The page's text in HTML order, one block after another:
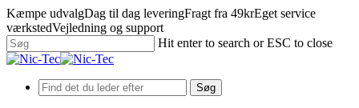
Skip
to
main
content
Kæmpe udvalgDag til dag leveringFragt fra 49krEget service
værkstedVejledning og support
Hit enter to search or ESC to close
Close
Søg